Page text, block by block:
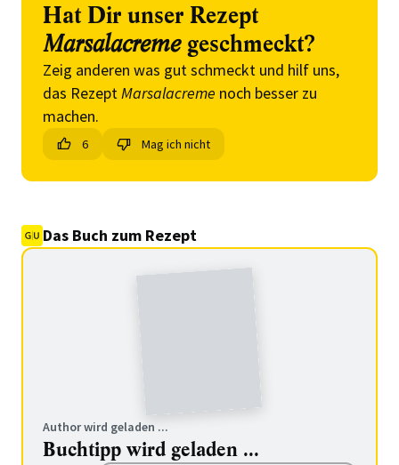
Hat Dir unser Rezept
Marsalacremegeschmeckt?
Zeig anderen was gut schmeckt und hilf uns,
das RezeptMarsalacreme noch besser zu
machen.
6 Mag ich nicht
Das Buch zum Rezept
Author wird geladen ...
Buchtipp wird geladen ...